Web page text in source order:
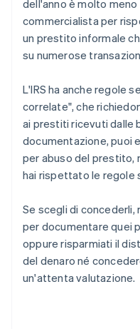
dell'anno è molto
commercialista per
un prestito informale
su numerose
L'IRS ha anche regole
correlate", che
ai prestiti ricevuti dalle
documentazione, puoi
per abuso del prestito,
hai rispettato le regole
Se scegli di
per documentare quei
oppure risparmiati il
del denaro né
un'attenta valutazione.